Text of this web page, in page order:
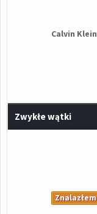
Calvin Klein
Zwykłe wątki
Znalazłem